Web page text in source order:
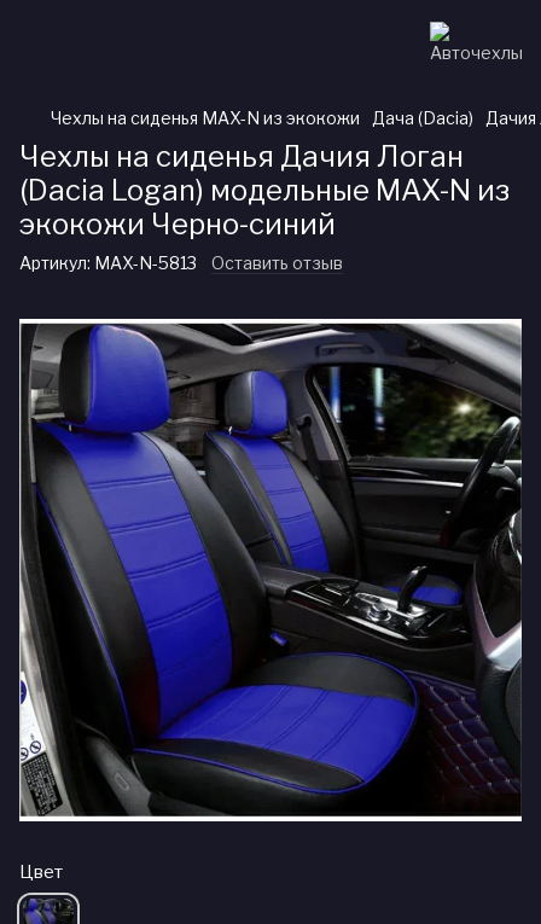
Чехлы на сиденья MAX-N из экокожи Дача (Dacia) Дачия
Чехлы на сиденья Дачия Логан
(Dacia Logan) модельные MAX-N из
экокожи Черно-синий
Артикул: MAX-N-5813 Оставить отзыв
Цвет